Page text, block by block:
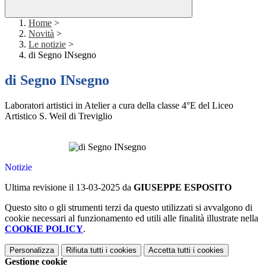
Home >
Novità >
Le notizie >
di Segno INsegno
di Segno INsegno
Laboratori artistici in Atelier a cura della classe 4°E del Liceo
Artistico S. Weil di Treviglio
Notizie
Ultima revisione il 13-03-2025 da GIUSEPPE ESPOSITO
Questo sito o gli strumenti terzi da questo utilizzati si avvalgono di
cookie necessari al funzionamento ed utili alle finalità illustrate nella
COOKIE POLICY.
Personalizza Rifiuta tutti i cookies Accetta tutti i cookies
Gestione cookie